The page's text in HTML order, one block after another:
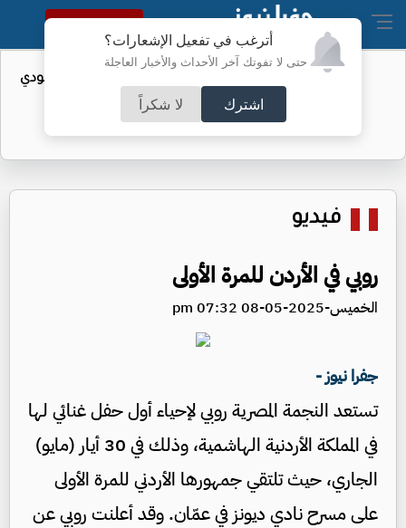
أترغب في تفعيل الإشعارات؟
حتى لا تفوتك آخر الأحداث والأخبار العاجلة
اشترك لا شكراً
النسخة الكاملة
واردات الولايات المتحدة من النفط السعودي
تهبط إلى الصفر
فيديو
روبي في الأردن للمرة الأولى
الخميس-2025-05-08 07:32 pm
جفرا نيوز -
تستعد النجمة المصرية روبي لإحياء أول حفل غنائي لها
في المملكة الأردنية الهاشمية، وذلك في 30 أيار (مايو)
الجاري، حيث تلتقي جمهورها الأردني للمرة الأولى
على مسرح نادي ديونز في عمّان. وقد أعلنت روبي عن